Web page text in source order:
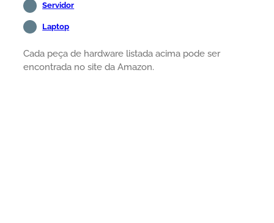
Servidor
Laptop
Cada peça de hardware listada acima pode ser
encontrada no site da Amazon.